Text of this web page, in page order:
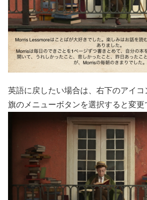
英語に戻したい場合は、右下のアイコ
旗のメニューボタンを選択すると変更